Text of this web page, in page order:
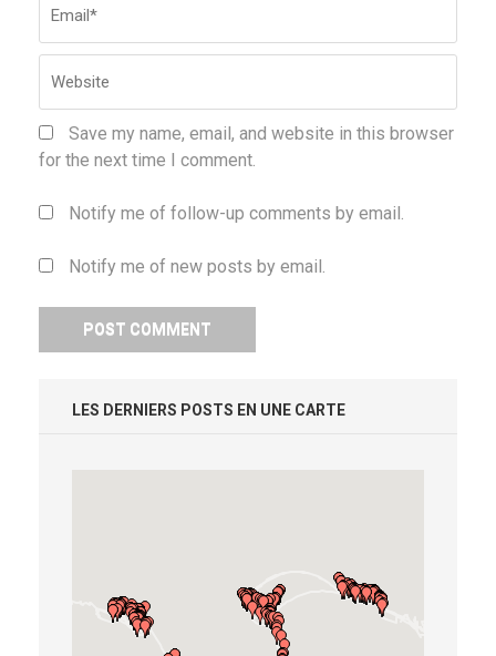
Save my name, email, and website in this browser
for the next time I comment.
Notify me of follow-up comments by email.
Notify me of new posts by email.
LES DERNIERS POSTS EN UNE CARTE